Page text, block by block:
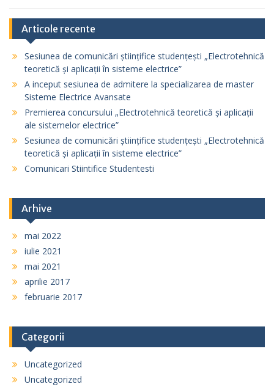
Articole recente
Sesiunea de comunicări științifice studențești „Electrotehnică
teoretică și aplicații în sisteme electrice”
A inceput sesiunea de admitere la specializarea de master
Sisteme Electrice Avansate
Premierea concursului „Electrotehnică teoretică și aplicații
ale sistemelor electrice”
Sesiunea de comunicări științifice studențești „Electrotehnică
teoretică și aplicații în sisteme electrice”
Comunicari Stiintifice Studentesti
Arhive
mai 2022
iulie 2021
mai 2021
aprilie 2017
februarie 2017
Categorii
Uncategorized
Uncategorized